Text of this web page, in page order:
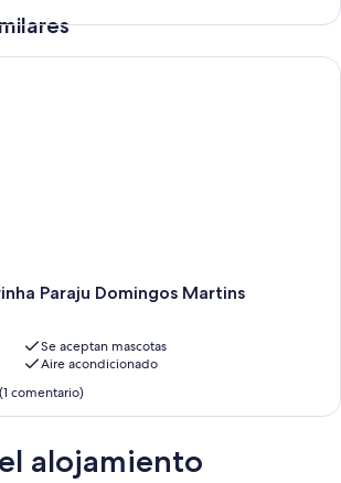
Paraju Domingos Martins
Se aceptan mascotas
Aire acondicionado
(1 comentario)
Paraju Domingos Martins
alojamiento